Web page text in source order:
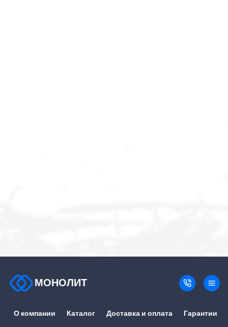
МОНОЛИТ
О компании Каталог Доставка и оплата Гарантии